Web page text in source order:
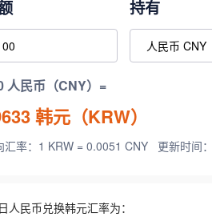
持有
人民币（CNY）=
韩元（KRW）
汇率：1 KRW = 0.0051 CNY 更新时间
人民币兑换韩元汇率为：